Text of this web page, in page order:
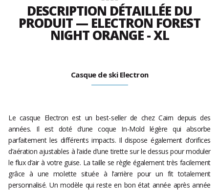
DESCRIPTION DÉTAILLÉE DU
PRODUIT — ELECTRON FOREST
NIGHT ORANGE - XL
Casque de ski Electron
Le casque Electron est un best-seller de chez Cairn depuis des
années. Il est doté d’une coque In-Mold légère qui absorbe
parfaitement les différents impacts. Il dispose également d’orifices
d’aération ajustables à l’aide d’une tirette sur le dessus pour moduler
le flux d’air à votre guise. La taille se règle également très facilement
grâce à une molette située à l’arrière pour un fit totalement
personnalisé. Un modèle qui reste en bon état année après année